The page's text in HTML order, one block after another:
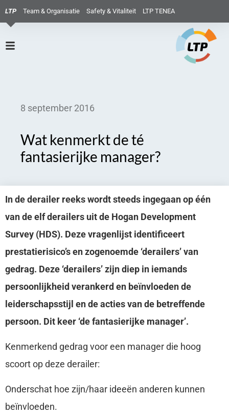
LTP Team & Organisatie Safety & Vitaliteit LTP TENEA
8 september 2016
Wat kenmerkt de té
fantasierijke manager?
In de derailer reeks wordt steeds ingegaan op één
van de elf derailers uit de Hogan Development
Survey (HDS). Deze vragenlijst identificeert
prestatierisico’s en zogenoemde ‘derailers’ van
gedrag. Deze ‘derailers’ zijn diep in iemands
persoonlijkheid verankerd en beïnvloeden de
leiderschapsstijl en de acties van de betreffende
persoon. Dit keer ‘de fantasierijke manager’.
Kenmerkend gedrag voor een manager die hoog
scoort op deze derailer:
Onderschat hoe zijn/haar ideeën anderen kunnen
beïnvloeden.